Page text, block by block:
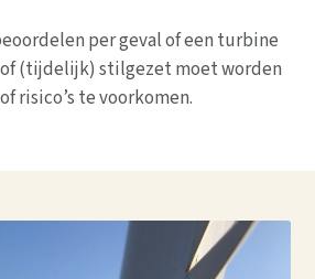
per geval of een turbine
(tijdelijk) stilgezet moet worden
risico’s te voorkomen.